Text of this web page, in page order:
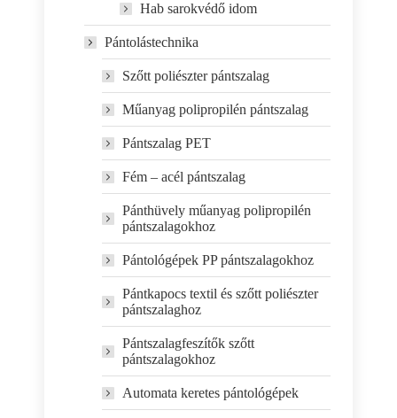
Hab sarokvédő idom
Pántolástechnika
Szőtt poliészter pántszalag
Műanyag polipropilén pántszalag
Pántszalag PET
Fém – acél pántszalag
Pánthüvely műanyag polipropilén
pántszalagokhoz
Pántológépek PP pántszalagokhoz
Pántkapocs textil és szőtt poliészter
pántszalaghoz
Pántszalagfeszítők szőtt
pántszalagokhoz
Automata keretes pántológépek